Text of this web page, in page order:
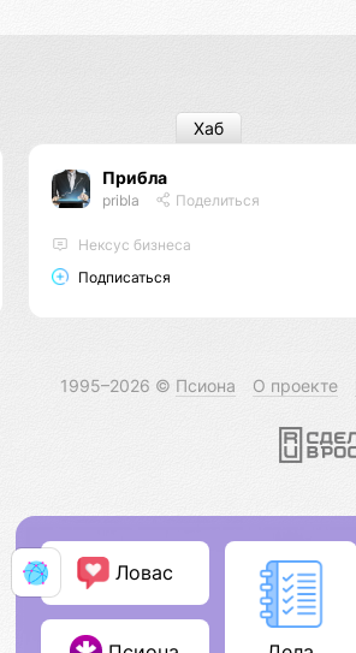
Прибла
pribla Поделиться
Нексус бизнеса
Подписаться
Хаб
1995–2026 © Псиона О проекте
Ловас